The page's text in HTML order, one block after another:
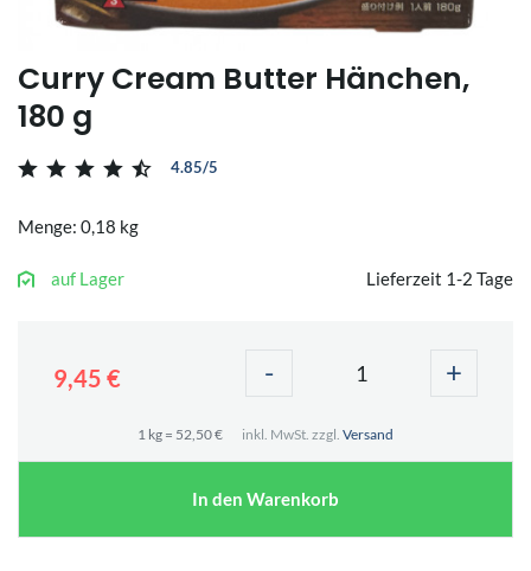
Curry Cream Butter Hänchen,
180 g
4.85/5
Menge: 0,18 kg
auf Lager Lieferzeit 1-2 Tage
9,45 € - +
1 kg = 52,50 € inkl. MwSt. zzgl. Versand
In den Warenkorb